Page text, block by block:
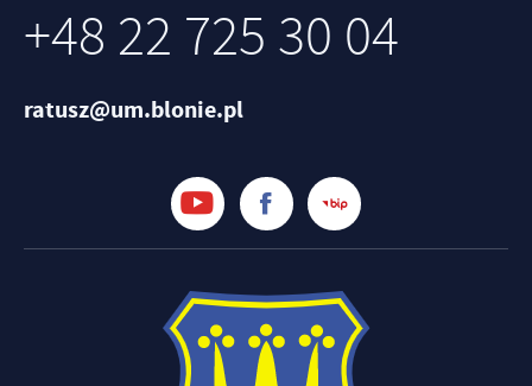
+48 22 725 30 04
ratusz@um.blonie.pl